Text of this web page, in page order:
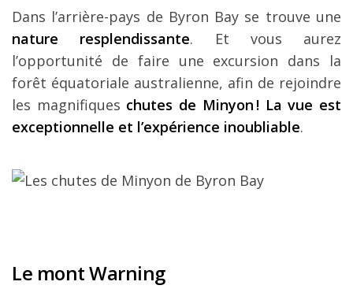
Dans l’arrière-pays de Byron Bay se trouve une
nature resplendissante. Et vous aurez
l’opportunité de faire une excursion dans la
forêt équatoriale australienne, afin de rejoindre
les magnifiques chutes de Minyon ! La vue est
exceptionnelle et l’expérience inoubliable.
Le mont Warning